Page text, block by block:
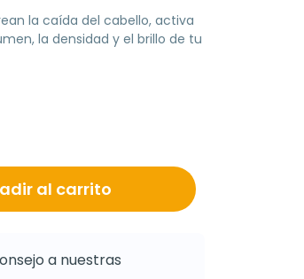
la caída del cabello, activa
la densidad y el brillo de tu
al carrito
a nuestras